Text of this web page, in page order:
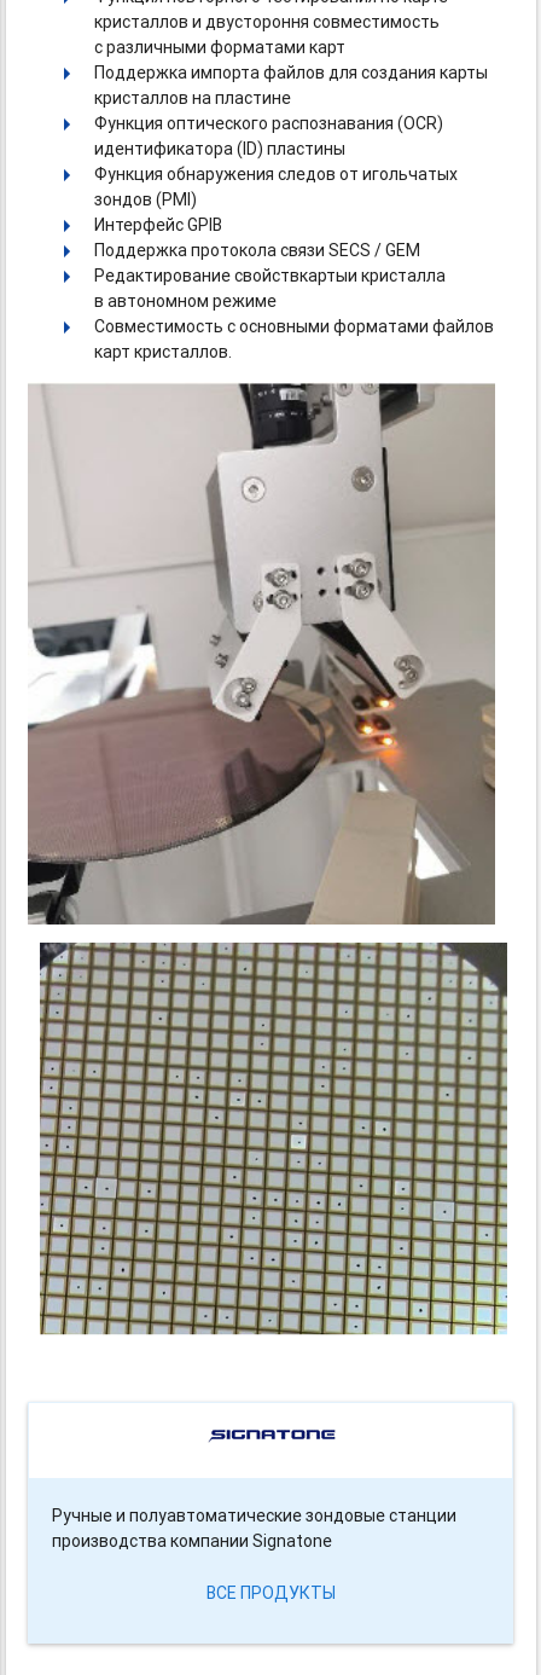
кристаллов и двустороння совместимость
с различными форматами карт
Поддержка импорта файлов для создания карты
кристаллов на пластине
Функция оптического распознавания (OCR)
идентификатора (ID) пластины
Функция обнаружения следов от игольчатых
зондов (PMI)
Интерфейс GPIB
Поддержка протокола связи SECS / GEM
Редактирование свойствкартыи кристалла
вавтономном режиме
Совместимость с основными форматами файлов
карт кристаллов.
Ручные и полуавтоматические зондовые станции
производства компании Signatone
ВСЕ ПРОДУКТЫ